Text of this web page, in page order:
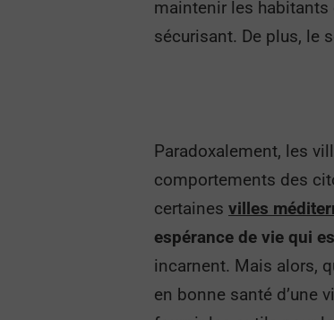
maintenir les habitants
sécurisant. De plus, le
Paradoxalement, les
comportements des
certaines villes
espérance de vie qui
incarnent. Mais alors,
en bonne santé d’une